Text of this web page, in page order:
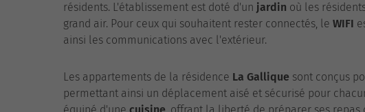
résidents. L'établissement est doté d'un jardin où les
grand air. Pour ceux qui souhaitent rester connectés, le WIFI
ainsi les communications avec l'extérieur.
Les appartements de la résidence La Gallique sont conçus
permettant ainsi un déplacement aisé et sécurisé pour